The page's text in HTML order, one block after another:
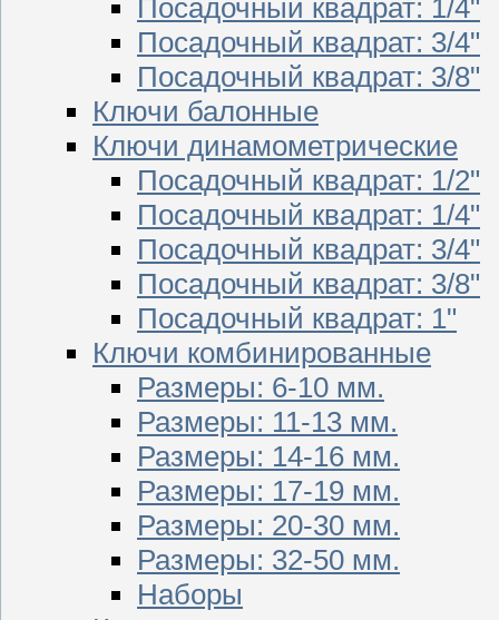
Посадочный квадрат: 1/4"
Посадочный квадрат: 3/4"
Посадочный квадрат: 3/8"
Ключи балонные
Ключи динамометрические
Посадочный квадрат: 1/2"
Посадочный квадрат: 1/4"
Посадочный квадрат: 3/4"
Посадочный квадрат: 3/8"
Посадочный квадрат: 1"
Ключи комбинированные
Размеры: 6-10 мм.
Размеры: 11-13 мм.
Размеры: 14-16 мм.
Размеры: 17-19 мм.
Размеры: 20-30 мм.
Размеры: 32-50 мм.
Наборы